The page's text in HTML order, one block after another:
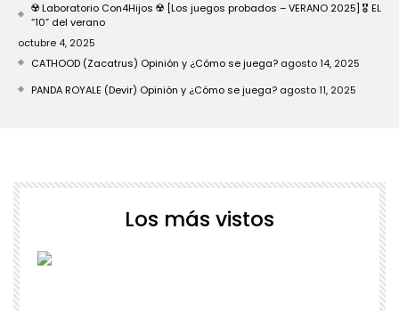
☢️ Laboratorio Con4Hijos ☢️ [Los juegos probados – VERANO 2025] 🎖️ EL
“10” del verano
octubre 4, 2025
CATHOOD (Zacatrus) Opinión y ¿Cómo se juega? agosto 14, 2025
PANDA ROYALE (Devir) Opinión y ¿Cómo se juega? agosto 11, 2025
Los más vistos